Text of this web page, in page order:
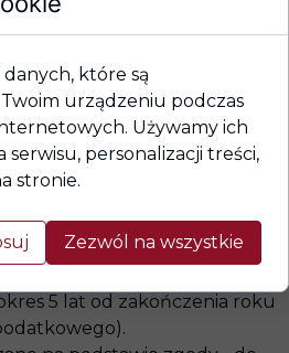
przez obowiązujące
prawa.
danych
będą przechowywane przez
celów, dla których zostały
w tym:
umowy oraz po jej zakończeniu
roszczeń wynikających
z umowy.
5 lat od zakończenia roku
danych, które są
urządzeniu podczas
Używamy ich
serwisu, personalizacji treści,
stronie.
Zezwól na wszystkie